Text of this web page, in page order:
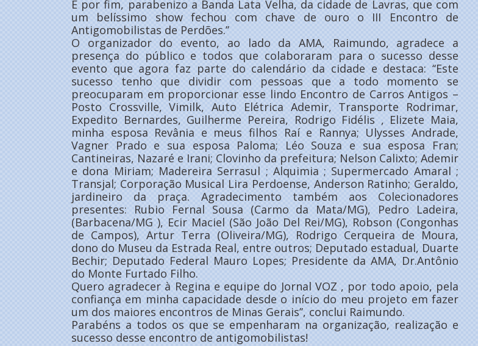
E por fim, parabenizo a Banda Lata Velha, da cidade de Lavras, que com
um belíssimo show fechou com chave de ouro o III Encontro de
Antigomobilistas de Perdões.’’
O organizador do evento, ao lado da AMA, Raimundo, agradece a
presença do público e todos que colaboraram para o sucesso desse
evento que agora faz parte do calendário da cidade e destaca: ‘‘Este
sucesso tenho que dividir com pessoas que a todo momento se
preocuparam em proporcionar esse lindo Encontro de Carros Antigos –
Posto Crossville, Vimilk, Auto Elétrica Ademir, Transporte Rodrimar,
Expedito Bernardes, Guilherme Pereira, Rodrigo Fidélis , Elizete Maia,
minha esposa Revânia e meus filhos Raí e Rannya; Ulysses Andrade,
Vagner Prado e sua esposa Paloma; Léo Souza e sua esposa Fran;
Cantineiras, Nazaré e Irani; Clovinho da prefeitura; Nelson Calixto; Ademir
e dona Miriam; Madereira Serrasul ; Alquimia ; Supermercado Amaral ;
Transjal; Corporação Musical Lira Perdoense, Anderson Ratinho; Geraldo,
jardineiro da praça. Agradecimento também aos Colecionadores
presentes: Rubio Fernal Sousa (Carmo da Mata/MG), Pedro Ladeira,
(Barbacena/MG ), Ecir Maciel (São João Del Rei/MG), Robson (Congonhas
de Campos), Artur Terra (Oliveira/MG), Rodrigo Cerqueira de Moura,
dono do Museu da Estrada Real, entre outros; Deputado estadual, Duarte
Bechir; Deputado Federal Mauro Lopes; Presidente da AMA, Dr.Antônio
do Monte Furtado Filho.
Quero agradecer à Regina e equipe do Jornal VOZ , por todo apoio, pela
confiança em minha capacidade desde o início do meu projeto em fazer
um dos maiores encontros de Minas Gerais’’, conclui Raimundo.
Parabéns a todos os que se empenharam na organização, realização e
sucesso desse encontro de antigomobilistas!